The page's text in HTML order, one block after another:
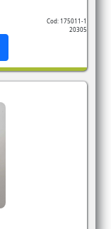
Cod: 175011-1
20305